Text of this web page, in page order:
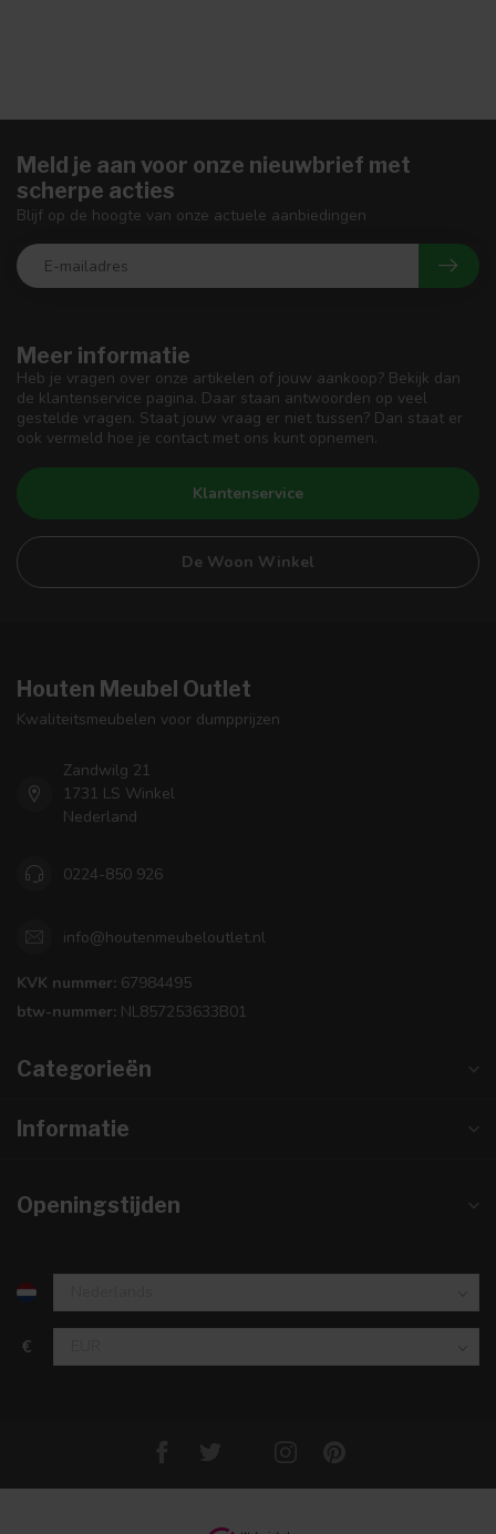
Meer informatie
Heb je vragen over onze artikelen of jouw aankoop? Bekijk dan
de klantenservice pagina. Daar staan antwoorden op veel
gestelde vragen. Staat jouw vraag er niet tussen? Dan staat er
ook vermeld hoe je contact met ons kunt opnemen.
Klantenservice
De Woon Winkel
Meld je aan voor onze nieuwbrief met
scherpe acties
Blijf op de hoogte van onze actuele aanbiedingen
Houten Meubel Outlet
Kwaliteitsmeubelen voor dumpprijzen
Zandwilg 21
1731 LS Winkel
Nederland
0224-850 926
info@houtenmeubeloutlet.nl
KVK nummer: 67984495
btw-nummer: NL857253633B01
Categorieën
Informatie
Openingstijden
€